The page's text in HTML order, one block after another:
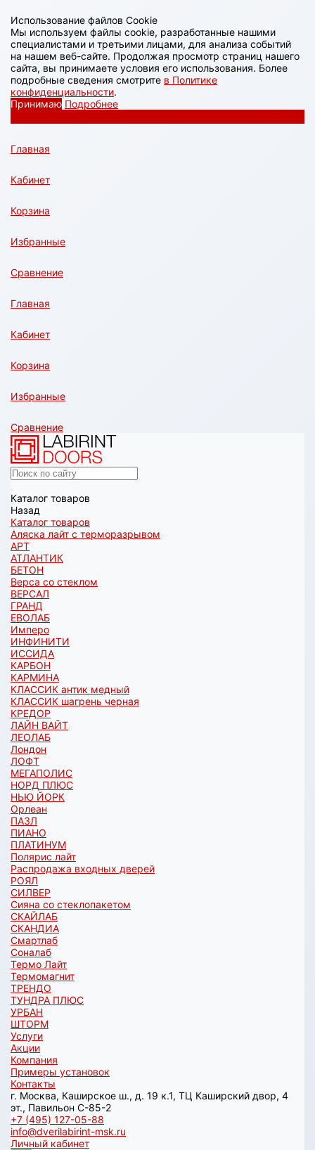
Использование файлов Cookie
Мы используем файлы cookie, разработанные нашими
специалистами и третьими лицами, для анализа событий
на нашем веб-сайте. Продолжая просмотр страниц нашего
сайта, вы принимаете условия его использования. Более
подробные сведения смотрите в Политике
конфиденциальности.
Принимаю Подробнее
Главная
Кабинет
Корзина
Избранные
Сравнение
Главная
Кабинет
Корзина
Избранные
Сравнение
Каталог товаров
Назад
Каталог товаров
Аляска лайт с терморазрывом
АРТ
АТЛАНТИК
БЕТОН
Верса со стеклом
ВЕРСАЛ
ГРАНД
ЕВОЛАБ
Имперо
ИНФИНИТИ
ИССИДА
КАРБОН
КАРМИНА
КЛАССИК антик медный
КЛАССИК шагрень черная
КРЕДОР
ЛАЙН ВАЙТ
ЛЕОЛАБ
Лондон
ЛОФТ
МЕГАПОЛИС
НОРД ПЛЮС
НЬЮ ЙОРК
Орлеан
ПАЗЛ
ПИАНО
ПЛАТИНУМ
Полярис лайт
Распродажа входных дверей
РОЯЛ
СИЛВЕР
Сияна со стеклопакетом
СКАЙЛАБ
СКАНДИA
Смартлаб
Соналаб
Термо Лайт
Термомагнит
ТРЕНДО
ТУНДРА ПЛЮС
УРБАН
ШТОРМ
Услуги
Акции
Компания
Примеры установок
Контакты
г. Москва, Каширское ш., д. 19 к.1, ТЦ Каширский двор, 4
эт., Павильон C-85-2
+7 (495) 127-05-88‬
info@dverilabirint-msk.ru
Личный кабинет